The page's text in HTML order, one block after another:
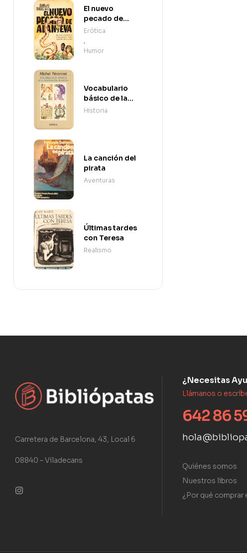
El nuevo
pecado de
Adán y Eva
Erótica
,
Humor
Vocabulario
básico de la
Revolución
Historia
La canción del
pirata
Aventuras
Últimas tardes
con Teresa
Realismo
Carretera de Barcelona, 43, Local 6
08840 – Viladecans
¿Necesitas
Llámanos o
642 86
Quiénes somos
Nuestros libros
¿Por qué comprar